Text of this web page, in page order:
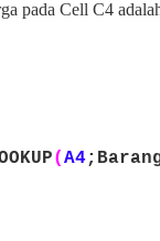
pada Cell C4
(A4